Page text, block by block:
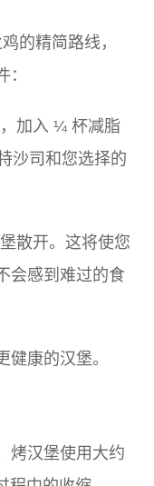
的精简路线，
加入 ¼ 杯减脂
沙司和您选择的
散开。这将使您
会感到难过的食
康的汉堡。
烤汉堡使用大约